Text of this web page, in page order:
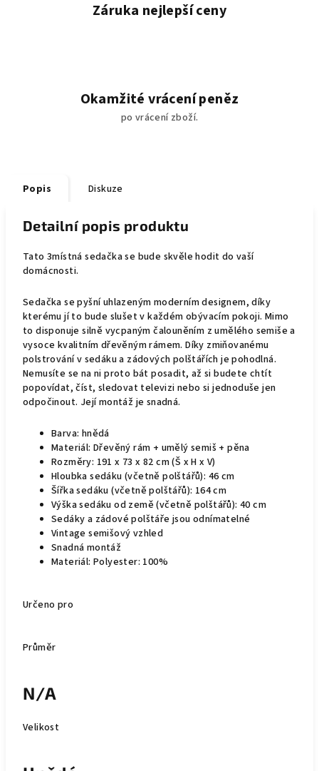
Záruka nejlepší ceny
Okamžité vrácení peněz
po vrácení zboží.
Popis Diskuze
Detailní popis produktu
Tato 3místná sedačka se bude skvěle hodit do vaší
domácnosti.
Sedačka se pyšní uhlazeným moderním designem, díky
kterému jí to bude slušet v každém obývacím pokoji. Mimo
to disponuje silně vycpaným čalouněním z umělého semiše a
vysoce kvalitním dřevěným rámem. Díky zmiňovanému
polstrování v sedáku a zádových polštářích je pohodlná.
Nemusíte se na ni proto bát posadit, až si budete chtít
popovídat, číst, sledovat televizi nebo si jednoduše jen
odpočinout. Její montáž je snadná.
Barva: hnědá
Materiál: Dřevěný rám + umělý semiš + pěna
Rozměry: 191 x 73 x 82 cm (Š x H x V)
Hloubka sedáku (včetně polštářů): 46 cm
Šířka sedáku (včetně polštářů): 164 cm
Výška sedáku od země (včetně polštářů): 40 cm
Sedáky a zádové polštáře jsou odnímatelné
Vintage semišový vzhled
Snadná montáž
Materiál: Polyester: 100%
Určeno pro
Průměr
N/A
Velikost